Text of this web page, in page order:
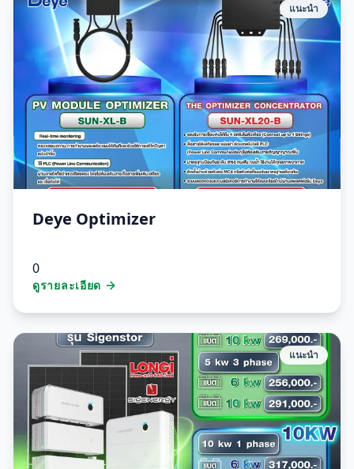
แนะนำ
Deye Optimizer
0
ดูรายละเอียด
แนะนำ